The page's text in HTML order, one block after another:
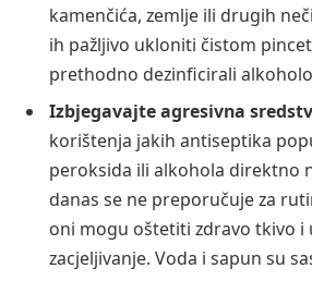
kamenčića, zemlje ili drugih
ih pažljivo ukloniti čistom
prethodno dezinficirali
Izbjegavajte agresivna
korištenja jakih antiseptika
peroksida ili alkohola direktno
danas se ne preporučuje za
oni mogu oštetiti zdravo tkivo i
zacjeljivanje. Voda i sapun su